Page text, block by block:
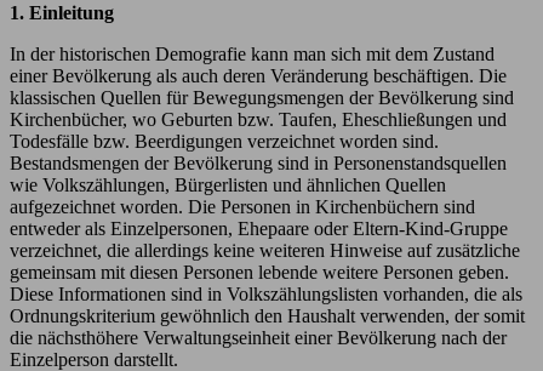
1. Einleitung
In der historischen Demografie kann man sich mit dem Zustand
einer Bevölkerung als auch deren Veränderung beschäftigen. Die
klassischen Quellen für Bewegungsmengen der Bevölkerung sind
Kirchenbücher, wo Geburten bzw. Taufen, Eheschließungen und
Todesfälle bzw. Beerdigungen verzeichnet worden sind.
Bestandsmengen der Bevölkerung sind in Personenstandsquellen
wie Volkszählungen, Bürgerlisten und ähnlichen Quellen
aufgezeichnet worden. Die Personen in Kirchenbüchern sind
entweder als Einzelpersonen, Ehepaare oder Eltern-Kind-Gruppe
verzeichnet, die allerdings keine weiteren Hinweise auf zusätzliche
gemeinsam mit diesen Personen lebende weitere Personen geben.
Diese Informationen sind in Volkszählungslisten vorhanden, die als
Ordnungskriterium gewöhnlich den Haushalt verwenden, der somit
die nächsthöhere Verwaltungseinheit einer Bevölkerung nach der
Einzelperson darstellt.